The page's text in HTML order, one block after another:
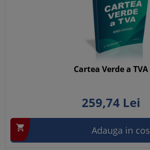
Cartea Verde a TVA
259,74 Lei
 Adauga in cos